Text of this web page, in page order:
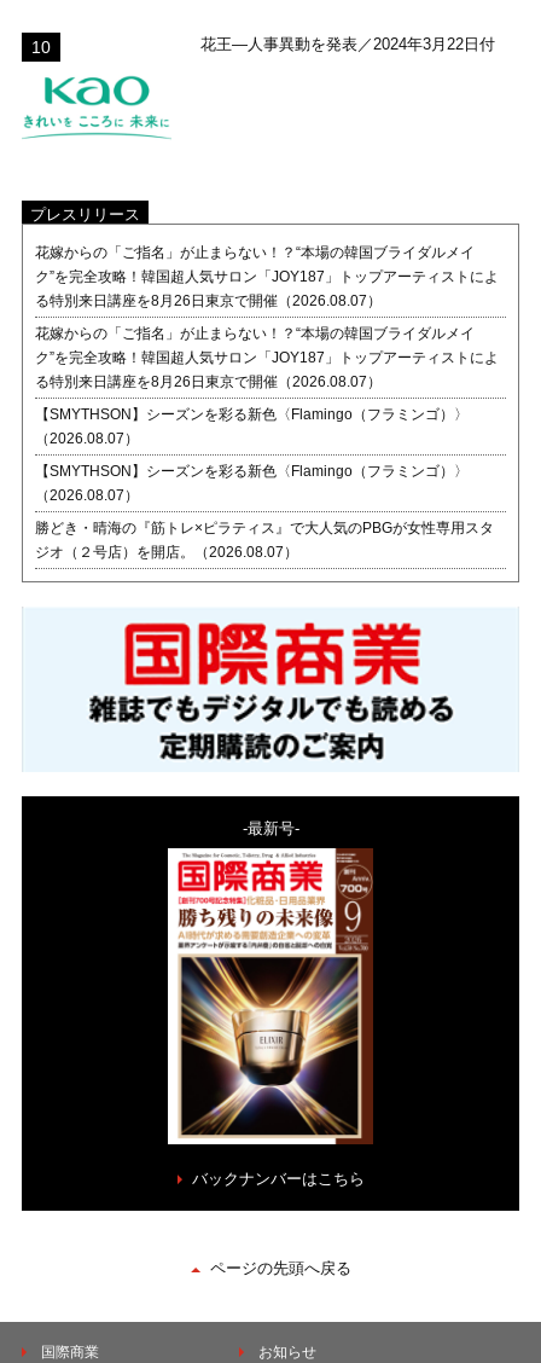
花王―人事異動を発表／2024年3月22日付
プレスリリース
花嫁からの「ご指名」が止まらない！？“本場の韓国ブライダルメイ
ク”を完全攻略！韓国超人気サロン「JOY187」トップアーティストによ
る特別来日講座を8月26日東京で開催（2026.08.07）
花嫁からの「ご指名」が止まらない！？“本場の韓国ブライダルメイ
ク”を完全攻略！韓国超人気サロン「JOY187」トップアーティストによ
る特別来日講座を8月26日東京で開催（2026.08.07）
【SMYTHSON】シーズンを彩る新色〈Flamingo（フラミンゴ）〉
（2026.08.07）
【SMYTHSON】シーズンを彩る新色〈Flamingo（フラミンゴ）〉
（2026.08.07）
勝どき・晴海の『筋トレ×ピラティス』で大人気のPBGが女性専用スタ
ジオ（２号店）を開店。（2026.08.07）
-最新号-
バックナンバーはこちら
ページの先頭へ戻る
国際商業 お知らせ